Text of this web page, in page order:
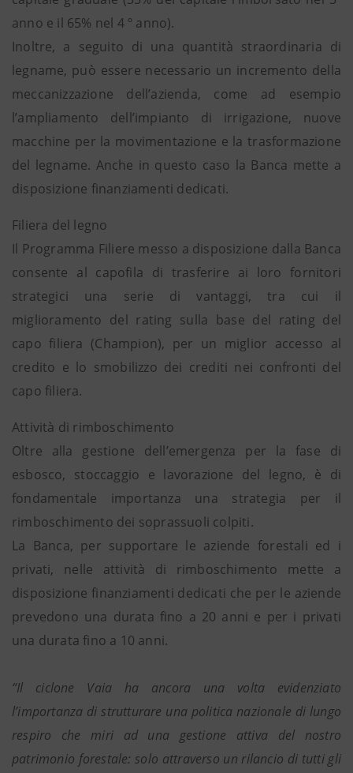
anno e il 65% nel 4 º anno).
Inoltre, a seguito di una quantità straordinaria di
legname, può essere necessario un incremento della
meccanizzazione dell’azienda, come ad esempio
l’ampliamento dell’impianto di irrigazione, nuove
macchine per la movimentazione e la trasformazione
del legname. Anche in questo caso la Banca mette a
disposizione finanziamenti dedicati.
Filiera del legno
Il Programma Filiere messo a disposizione dalla Banca
consente al capofila di trasferire ai loro fornitori
strategici una serie di vantaggi, tra cui il
miglioramento del rating sulla base del rating del
capo filiera (Champion), per un miglior accesso al
credito e lo smobilizzo dei crediti nei confronti del
capo filiera.
Attività di rimboschimento
Oltre alla gestione dell’emergenza per la fase di
esbosco, stoccaggio e lavorazione del legno, è di
fondamentale importanza una strategia per il
rimboschimento dei soprassuoli colpiti.
La Banca, per supportare le aziende forestali ed i
privati, nelle attività di rimboschimento mette a
disposizione finanziamenti dedicati che per le aziende
prevedono una durata fino a 20 anni e per i privati
una durata fino a 10 anni.
“Il ciclone Vaia ha ancora una volta evidenziato
l’importanza di strutturare una politica nazionale di lungo
respiro che miri ad una gestione attiva del nostro
patrimonio forestale: solo attraverso un rilancio di tutti gli